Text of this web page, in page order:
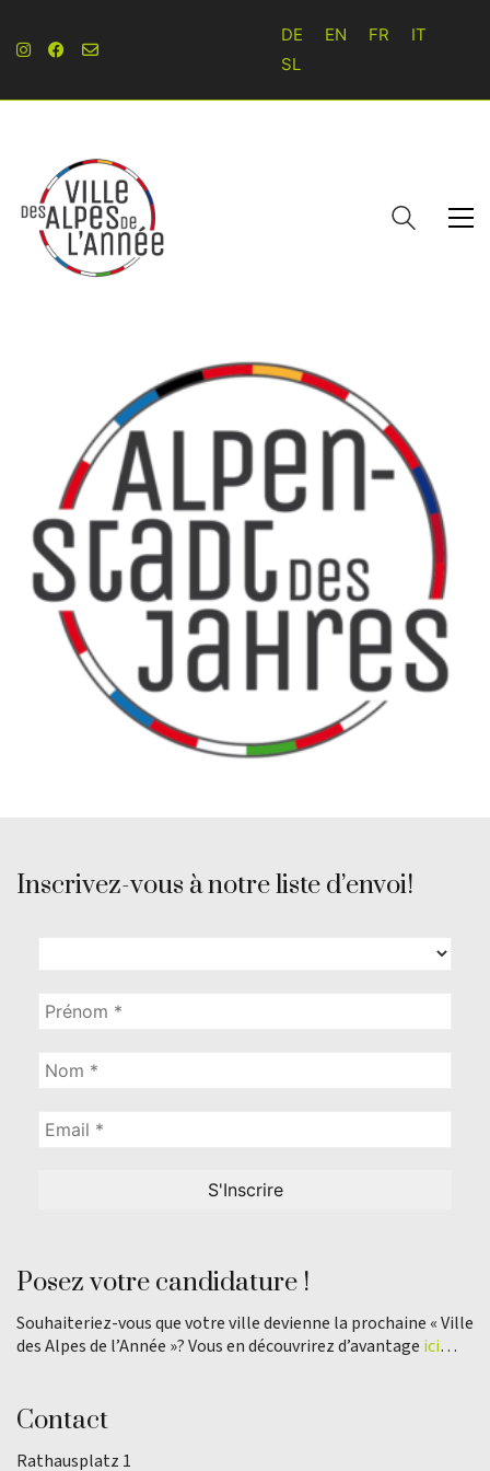
DE EN FR
IT
SL
Inscrivez-vous à notre liste d’envoi!
Posez votre candidature !
Souhaiteriez-vous que votre ville devienne la prochaine « Ville
des Alpes de l’Année »? Vous en découvrirez d’avantage ici…
Contact
Rathausplatz 1